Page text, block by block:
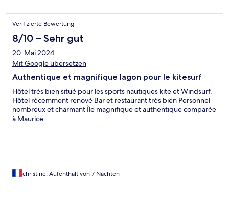
Verifizierte Bewertung
8/10 – Sehr gut
20. Mai 2024
Mit Google übersetzen
Authentique et magnifique lagon pour le kitesurf
Hôtel très bien situé pour les sports nautiques kite et Windsurf.
Hôtel récemment renové Bar et restaurant très bien Personnel
nombreux et charmant Île magnifique et authentique comparée
à Maurice
christine, Aufenthalt von 7 Nächten